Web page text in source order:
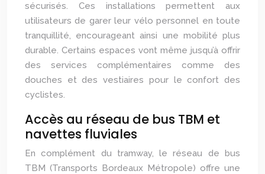
sécurisés. Ces installations permettent aux
utilisateurs de garer leur vélo personnel en toute
tranquillité, encourageant ainsi une mobilité plus
durable. Certains espaces vont même jusqu’à offrir
des services complémentaires comme des
douches et des vestiaires pour le confort des
cyclistes.
Accès au réseau de bus TBM et
navettes fluviales
En complément du tramway, le réseau de bus
TBM (Transports Bordeaux Métropole) offre une